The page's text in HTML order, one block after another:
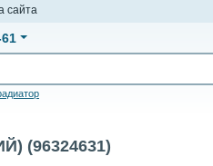
сайта
(96324631)